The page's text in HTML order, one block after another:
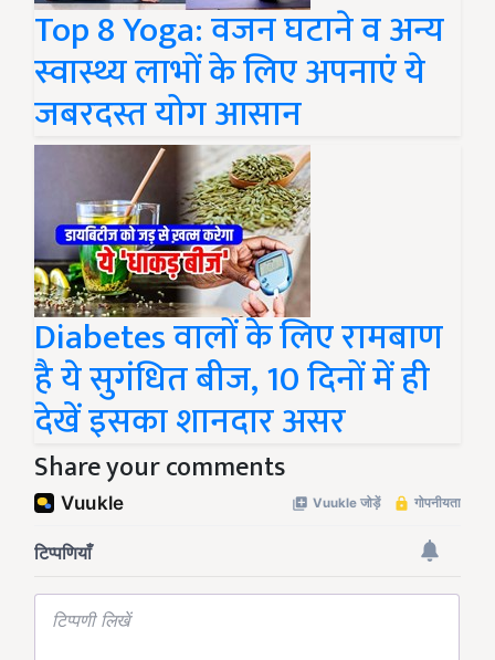
Top 8 Yoga: वजन घटाने व अन्य
स्वास्थ्य लाभों के लिए अपनाएं ये
जबरदस्त योग आसान
Diabetes वालों के लिए रामबाण
है ये सुगंधित बीज, 10 दिनों में ही
देखें इसका शानदार असर
Share your comments